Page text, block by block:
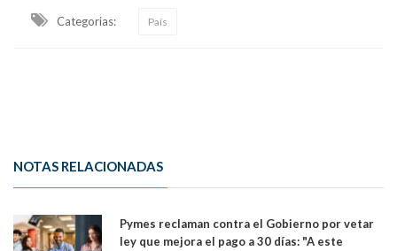
Categorias: País
NOTAS RELACIONADAS
Pymes reclaman contra el Gobierno por vetar
ley que mejora el pago a 30 días: "A este